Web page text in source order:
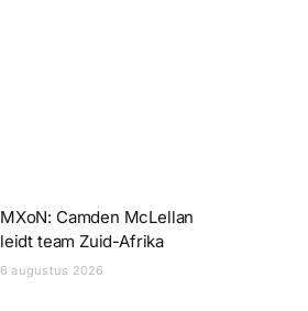
MXoN: Camden McLellan
leidt team Zuid-Afrika
6 augustus 2026